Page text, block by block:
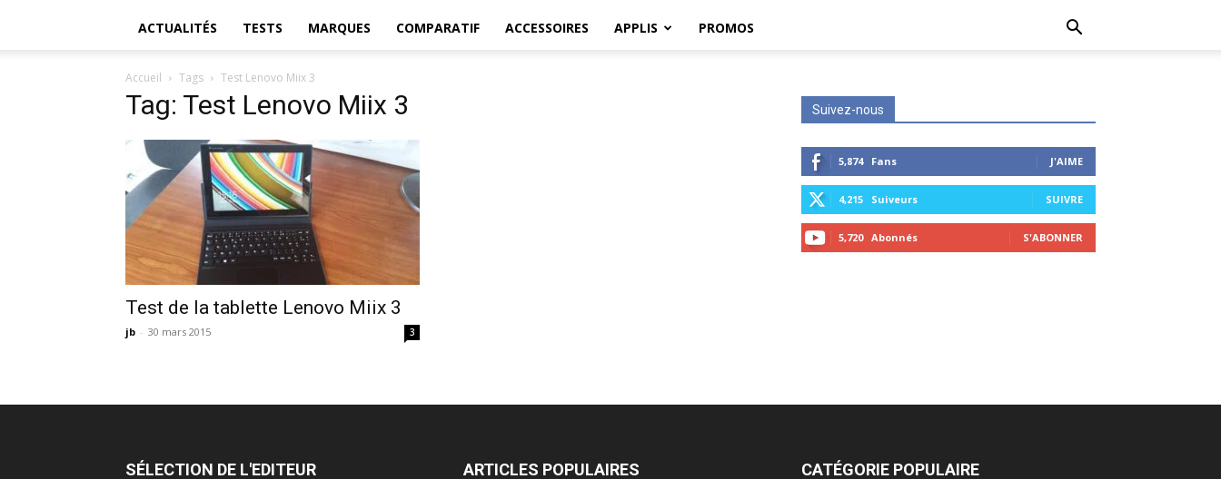
ACTUALITÉS TESTS MARQUES COMPARATIF ACCESSOIRES APPLIS PROMOS
Accueil Tags Test Lenovo Miix 3
Tag: Test Lenovo Miix 3
Test de la tablette Lenovo Miix 3
jb - 30 mars 2015 3
Suivez-nous
5,874 Fans J'AIME
4,215 Suiveurs SUIVRE
5,720 Abonnés S'ABONNER
SÉLECTION DE L'EDITEUR ARTICLES POPULAIRES CATÉGORIE POPULAIRE